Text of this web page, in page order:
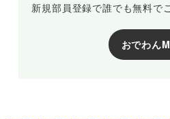
新規部員登録で誰でも無料で
おでわん